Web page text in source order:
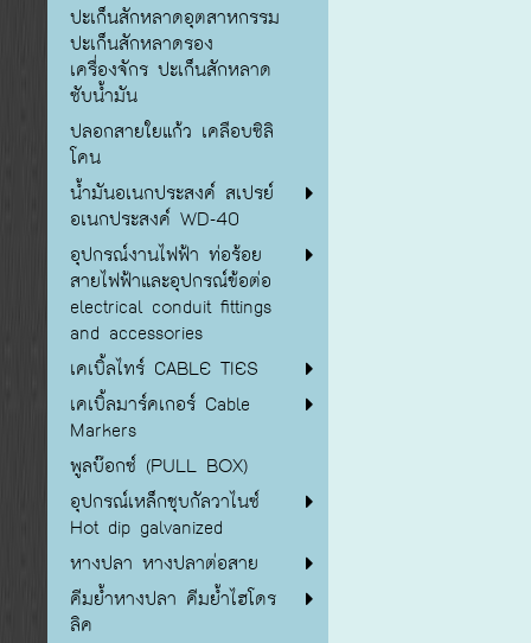
ปะเก็นสักหลาดอุตสาหกรรม
ปะเก็นสักหลาดรอง
เครื่องจักร ปะเก็นสักหลาด
ซับน้ำมัน
ปลอกสายใยแก้ว เคลือบซิลิ
โคน
น้ำมันอเนกประสงค์ สเปรย์
อเนกประสงค์ WD-40
อุปกรณ์งานไฟฟ้า ท่อร้อย
สายไฟฟ้าและอุปกรณ์ข้อต่อ
electrical conduit fittings
and accessories
เคเบิ้ลไทร์ CABLE TIES
เคเบิ้ลมาร์คเกอร์ Cable
Markers
พูลบ๊อกซ์ (PULL BOX)
อุปกรณ์เหล็กชุบกัลวาไนซ์
Hot dip galvanized
หางปลา หางปลาต่อสาย
คีมย้ำหางปลา คีมย้ำไฮโดร
ลิค